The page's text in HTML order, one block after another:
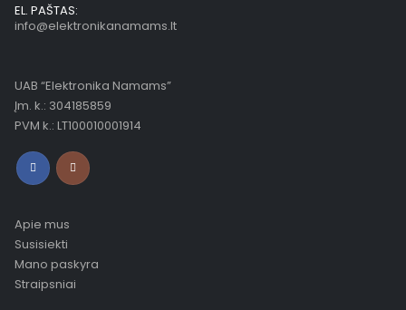
EL. PAŠTAS:
info@elektronikanamams.lt
UAB “Elektronika Namams”
Įm. k.: 304185859
PVM k.: LT100010001914
Apie mus
Susisiekti
Mano paskyra
Straipsniai